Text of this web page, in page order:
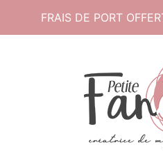
FRAIS DE PORT
Petite
Créatrice de